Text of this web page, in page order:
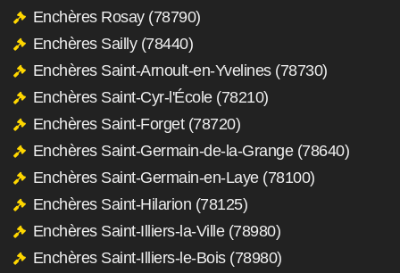
Enchères Rosay (78790)
Enchères Sailly (78440)
Enchères Saint-Arnoult-en-Yvelines (78730)
Enchères Saint-Cyr-l'École (78210)
Enchères Saint-Forget (78720)
Enchères Saint-Germain-de-la-Grange (78640)
Enchères Saint-Germain-en-Laye (78100)
Enchères Saint-Hilarion (78125)
Enchères Saint-Illiers-la-Ville (78980)
Enchères Saint-Illiers-le-Bois (78980)